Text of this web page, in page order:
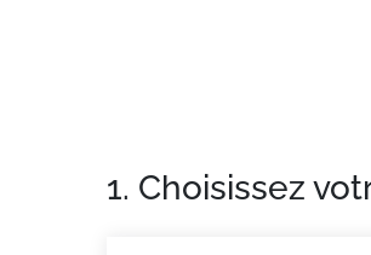
1. Choisissez